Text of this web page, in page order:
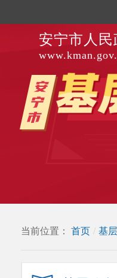
安宁市人民
当前位置： 首页 / 基